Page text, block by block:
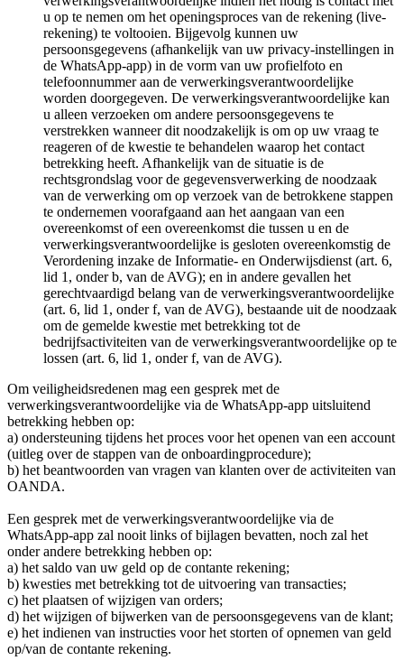
u op te nemen om het openingsproces van de rekening (live-
rekening) te voltooien. Bijgevolg kunnen uw
persoonsgegevens (afhankelijk van uw privacy-instellingen in
de WhatsApp-app) in de vorm van uw profielfoto en
telefoonnummer aan de verwerkingsverantwoordelijke
worden doorgegeven. De verwerkingsverantwoordelijke kan
u alleen verzoeken om andere persoonsgegevens te
verstrekken wanneer dit noodzakelijk is om op uw vraag te
reageren of de kwestie te behandelen waarop het contact
betrekking heeft. Afhankelijk van de situatie is de
rechtsgrondslag voor de gegevensverwerking de noodzaak
van de verwerking om op verzoek van de betrokkene stappen
te ondernemen voorafgaand aan het aangaan van een
overeenkomst of een overeenkomst die tussen u en de
verwerkingsverantwoordelijke is gesloten overeenkomstig de
Verordening inzake de Informatie- en Onderwijsdienst (art. 6,
lid 1, onder b, van de AVG); en in andere gevallen het
gerechtvaardigd belang van de verwerkingsverantwoordelijke
(art. 6, lid 1, onder f, van de AVG), bestaande uit de noodzaak
om de gemelde kwestie met betrekking tot de
bedrijfsactiviteiten van de verwerkingsverantwoordelijke op te
lossen (art. 6, lid 1, onder f, van de AVG).
Om veiligheidsredenen mag een gesprek met de
verwerkingsverantwoordelijke via de WhatsApp-app uitsluitend
betrekking hebben op:
a) ondersteuning tijdens het proces voor het openen van een account
(uitleg over de stappen van de onboardingprocedure);
b) het beantwoorden van vragen van klanten over de activiteiten van
OANDA.
Een gesprek met de verwerkingsverantwoordelijke via de
WhatsApp-app zal nooit links of bijlagen bevatten, noch zal het
onder andere betrekking hebben op:
a) het saldo van uw geld op de contante rekening;
b) kwesties met betrekking tot de uitvoering van transacties;
c) het plaatsen of wijzigen van orders;
d) het wijzigen of bijwerken van de persoonsgegevens van de klant;
e) het indienen van instructies voor het storten of opnemen van geld
op/van de contante rekening.